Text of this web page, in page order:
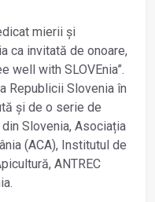
mierii și
ca invitată de onoare,
well with SLOVEnia”.
Republicii Slovenia în
și de o serie de
Slovenia, Asociația
(ACA), Institutul de
ANTREC